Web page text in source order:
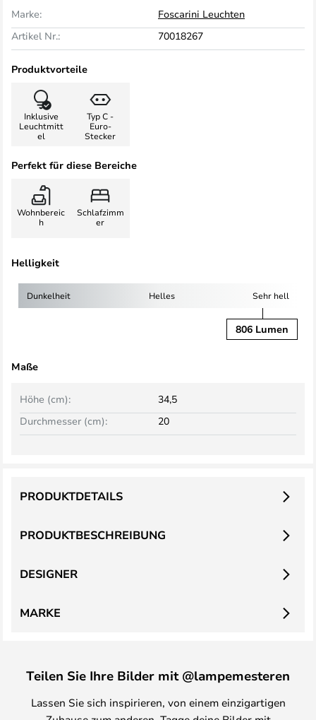
Marke:
Foscarini Leuchten
Artikel Nr.:
70018267
Produktvorteile
Inklusive
Leuchtmitt
el
Typ C -
Euro-
Stecker
Perfekt für diese Bereiche
Wohnbereic
h
Schlafzimm
er
Helligkeit
Dunkelheit Helles Sehr hell
806 Lumen
Maße
Höhe (cm):
34,5
Durchmesser (cm):
20
PRODUKTBESCHREIBUNG
PRODUKTDETAILS
DESIGNER
MARKE
Teilen Sie Ihre Bilder mit @lampemesteren
Lassen Sie sich inspirieren, von einem einzigartigen